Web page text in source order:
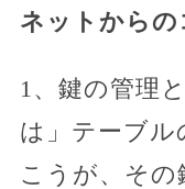
ネットからの
1、鍵の管理
は」テーブル
こうが、その